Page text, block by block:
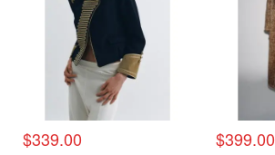
$339.00 $399.00